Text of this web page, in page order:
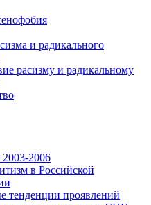
и радикального
расизму и радикальному
2006
в Российской
тенденции проявлений